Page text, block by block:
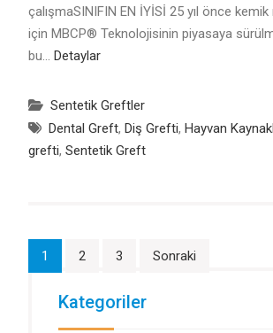
çalışmaSINIFIN EN İYİSİ 25 yıl önce
için MBCP® Teknolojisinin piyasaya
bu… Detaylar
Sentetik Greftler
Dental Greft, Diş Grefti, Hayvan
grefti, Sentetik Greft
Yazı
1 2 3 Sonraki
Kategoriler